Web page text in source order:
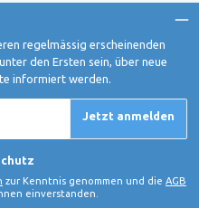
regelmässig erscheinenden
den Ersten sein, über neue
informiert werden.
Jetzt anmelden
zur Kenntnis genommen und die AGB
einverstanden.